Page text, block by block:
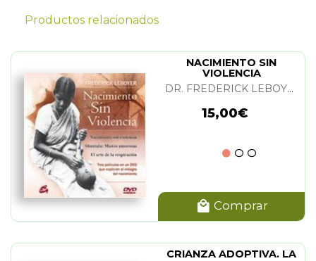
Productos relacionados
NACIMIENTO SIN
VIOLENCIA
DR. FREDERICK LEBOYER
15,00€
Comprar
CRIANZA ADOPTIVA. LA